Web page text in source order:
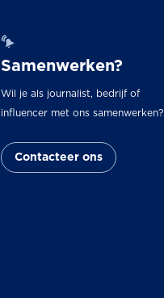
Samenwerken?
Wil je als journalist, bedrijf of
influencer met ons samenwerken?
Contacteer ons